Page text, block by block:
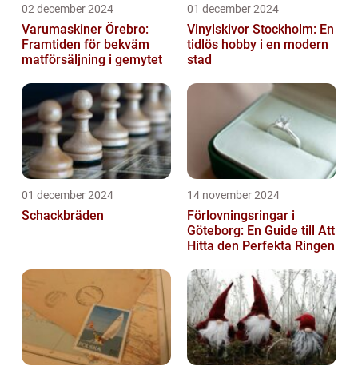
02 december 2024
Varumaskiner Örebro:
Framtiden för bekväm
matförsäljning i gemytet
01 december 2024
Vinylskivor Stockholm: En
tidlös hobby i en modern
stad
01 december 2024
Schackbräden
14 november 2024
Förlovningsringar i
Göteborg: En Guide till Att
Hitta den Perfekta Ringen